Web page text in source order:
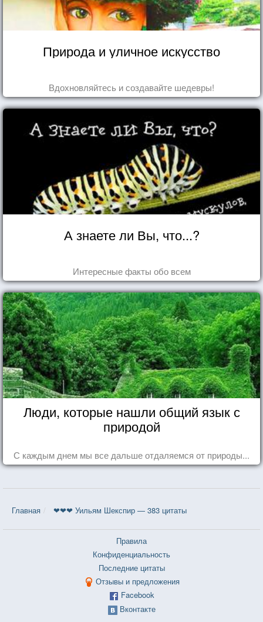
Природа и уличное искусство
Вдохновляйтесь и создавайте шедевры!
А знаете ли Вы, что...?
Интересные факты обо всем
Люди, которые нашли общий язык с
природой
С каждым днем мы все дальше отдаляемся от природы...
Главная ❤❤❤ Уильям Шекспир — 383 цитаты
Правила
Конфиденциальность
Последние цитаты
Отзывы и предложения
Facebook
Вконтакте